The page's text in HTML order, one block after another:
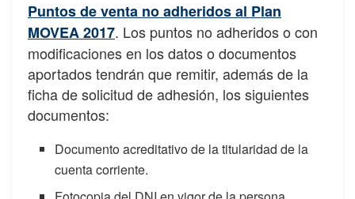
Puntos de venta no adheridos al Plan
MOVEA 2017. Los puntos no adheridos o con
modificaciones en los datos o documentos
aportados tendrán que remitir, además de la
ficha de solicitud de adhesión, los siguientes
documentos:
Documento acreditativo de la titularidad de la
cuenta corriente.